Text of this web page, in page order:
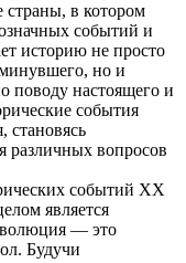
страны, в котором
событий и
историю не просто
но и
поводу настоящего и
события
становясь
различных вопросов
событий ХХ
является
— это
Будучи